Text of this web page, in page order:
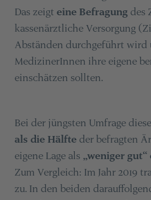
Das zeigt eine Befragung des
kassenärztliche Versorgung
Abständen durchgeführt wird
MedizinerInnen ihre eigene
einschätzen sollten.
Bei der jüngsten Umfrage
als die Hälfteder befragten
eigene Lage als „weniger gut“
Zum Vergleich: Im Jahr 2019
zu. In den beiden